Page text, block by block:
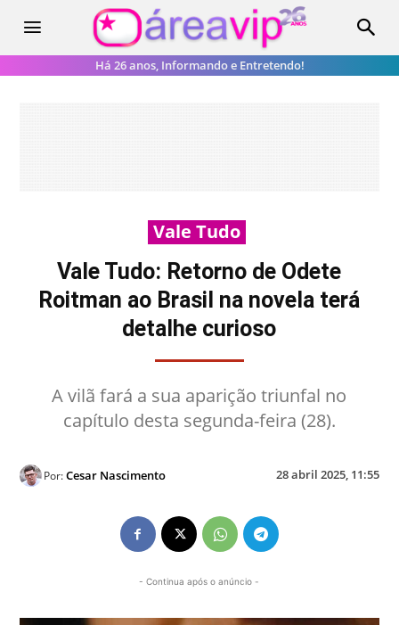
Há 26 anos, Informando e Entretendo!
Vale Tudo
Vale Tudo: Retorno de Odete
Roitman ao Brasil na novela terá
detalhe curioso
A vilã fará a sua aparição triunfal no
capítulo desta segunda-feira (28).
Por:Cesar Nascimento 28 abril 2025, 11:55
- Continua após o anúncio -